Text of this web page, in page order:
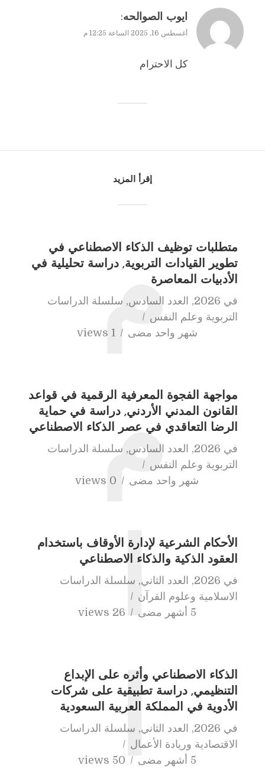
ايوب الصوالحه:
أغسطس 16, 2025 الساعة 12:25 م
كل الاحترام
إقرأ المزيد
متطلبات توظيف الذكاء الاصطناعي في
تطوير القيادات التربوية, دراسة تحليلية في
الأدبيات المعاصرة
في 2026
, العدد السادس, سلسلة الدراسات
التربوية وعلم النفس
شهر واحد مضى
1 views
م
مواجهة الفجوة المعرفية الرقمية في قواعد
القانون المدني الأردني, دراسة في حماية
الرضا التعاقدي في عصر الذكاء الاصطناعي
في 2026
, العدد السادس, سلسلة الدراسات
التربوية وعلم النفس
شهر واحد مضى
0 views
م
الأحكام الشرعية لإدارة الأوقاف باستخدام
العقود الذكية والذكاء الاصطناعي
في 2026
, العدد الثاني, سلسلة الدراسات
الاسلامية وعلوم القرآن
5 أشهر مضى
26 viewsا
الذكاء الاصطناعي وأثره على الإبداع
التنظيمي, دراسة تطبيقية على شركات
الأدوية في المملكة العربية السعودية
في 2026
, العدد الثاني, سلسلة الدراسات
الاقتصادية وريادة الأعمال
5 أشهر مضى
50 viewsا